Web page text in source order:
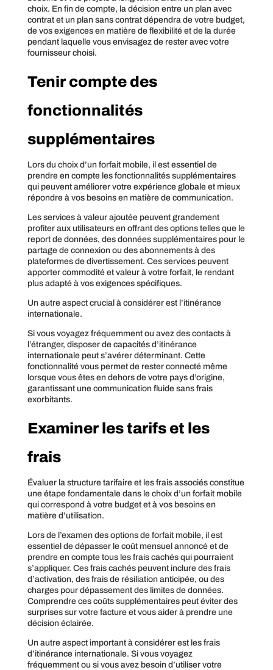
choix. En fin de compte, la décision entre un plan avec
contrat et un plan sans contrat dépendra de votre budget,
de vos exigences en matière de flexibilité et de la durée
pendant laquelle vous envisagez de rester avec votre
fournisseur choisi.
Tenir compte des
fonctionnalités
supplémentaires
Lors du choix d’un forfait mobile, il est essentiel de
prendre en compte les fonctionnalités supplémentaires
qui peuvent améliorer votre expérience globale et mieux
répondre à vos besoins en matière de communication.
Les services à valeur ajoutée peuvent grandement
profiter aux utilisateurs en offrant des options telles que le
report de données, des données supplémentaires pour le
partage de connexion ou des abonnements à des
plateformes de divertissement. Ces services peuvent
apporter commodité et valeur à votre forfait, le rendant
plus adapté à vos exigences spécifiques.
Un autre aspect crucial à considérer est l’itinérance
internationale.
Si vous voyagez fréquemment ou avez des contacts à
l’étranger, disposer de capacités d’itinérance
internationale peut s’avérer déterminant. Cette
fonctionnalité vous permet de rester connecté même
lorsque vous êtes en dehors de votre pays d’origine,
garantissant une communication fluide sans frais
exorbitants.
Examiner les tarifs et les
frais
Évaluer la structure tarifaire et les frais associés constitue
une étape fondamentale dans le choix d’un forfait mobile
qui correspond à votre budget et à vos besoins en
matière d’utilisation.
Lors de l’examen des options de forfait mobile, il est
essentiel de dépasser le coût mensuel annoncé et de
prendre en compte tous les frais cachés qui pourraient
s’appliquer. Ces frais cachés peuvent inclure des frais
d’activation, des frais de résiliation anticipée, ou des
charges pour dépassement des limites de données.
Comprendre ces coûts supplémentaires peut éviter des
surprises sur votre facture et vous aider à prendre une
décision éclairée.
Un autre aspect important à considérer est les frais
d’itinérance internationale. Si vous voyagez
fréquemment ou si vous avez besoin d’utiliser votre